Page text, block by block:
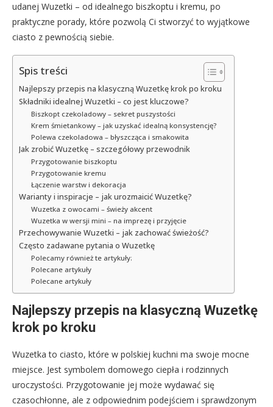
udanej Wuzetki – od idealnego biszkoptu i kremu, po
praktyczne porady, które pozwolą Ci stworzyć to wyjątkowe
ciasto z pewnością siebie.
Spis treści
Najlepszy przepis na klasyczną Wuzetkę krok po kroku
Składniki idealnej Wuzetki – co jest kluczowe?
Biszkopt czekoladowy – sekret puszystości
Krem śmietankowy – jak uzyskać idealną konsystencję?
Polewa czekoladowa – błyszcząca i smakowita
Jak zrobić Wuzetkę – szczegółowy przewodnik
Przygotowanie biszkoptu
Przygotowanie kremu
Łączenie warstw i dekoracja
Warianty i inspiracje – jak urozmaicić Wuzetkę?
Wuzetka z owocami – świeży akcent
Wuzetka w wersji mini – na imprezę i przyjęcie
Przechowywanie Wuzetki – jak zachować świeżość?
Często zadawane pytania o Wuzetkę
Polecamy również te artykuły:
Polecane artykuły
Polecane artykuły
Najlepszy przepis na klasyczną Wuzetkę
krok po kroku
Wuzetka to ciasto, które w polskiej kuchni ma swoje mocne
miejsce. Jest symbolem domowego ciepła i rodzinnych
uroczystości. Przygotowanie jej może wydawać się
czasochłonne, ale z odpowiednim podejściem i sprawdzonym